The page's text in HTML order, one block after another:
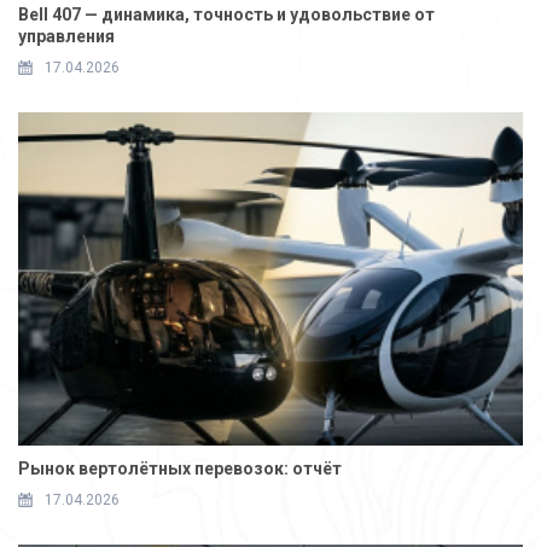
Bell 407 — динамика, точность и удовольствие от
управления
17.04.2026
Рынок вертолётных перевозок: отчёт
17.04.2026